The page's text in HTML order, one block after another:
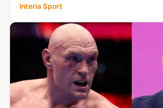
Tymczasem Ukraini...
Interia Sport